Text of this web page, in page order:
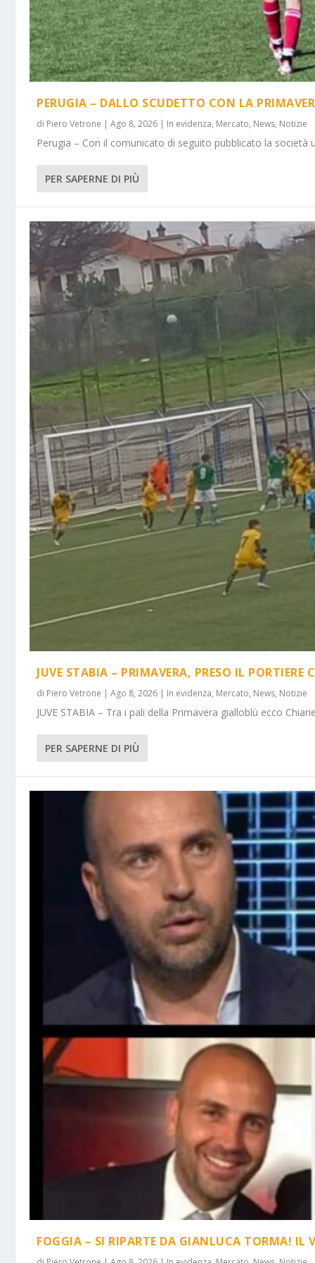
PERUGIA – DALLO SCUDETTO CON LA
di Piero Vetrone |Ago 8, 2026 | In evidenza, Mercato, News, Notizie
Perugia – Con il comunicato di seguito pubblicato la società
PER SAPERNE DI PIÙ
JUVE STABIA – PRIMAVERA, PRESO IL PORTIERE
di Piero Vetrone |Ago 8, 2026 | In evidenza, Mercato, News, Notizie
JUVE STABIA – Tra i pali della Primavera gialloblù ecco
PER SAPERNE DI PIÙ
FOGGIA – SI RIPARTE DA GIANLUCA TORMA! IL